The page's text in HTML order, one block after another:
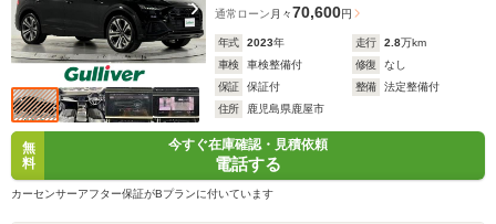
通常ローン 月々70,600円
年式 2023年 走行 2.8万km
車検
車検整備付 修復
なし
保証
保証付 整備
法定整備付
住所
鹿児島県鹿屋市
無
料
今すぐ在庫確認・見積依頼
電話する
カーセンサーアフター保証がBプランに付いています